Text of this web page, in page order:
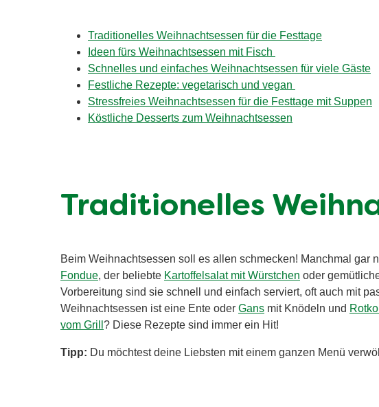
Traditionelles Weihnachtsessen für die Festtage
Ideen fürs Weihnachtsessen mit Fisch
Schnelles und einfaches Weihnachtsessen für viele Gäste
Festliche Rezepte: vegetarisch und vegan
Stressfreies Weihnachtsessen für die Festtage mit Suppen
Köstliche Desserts zum Weihnachtsessen
Traditionelles
Beim Weihnachtsessen soll es allen schmecken! Manchmal gar
Fondue, der beliebte Kartoffelsalat mit Würstchen oder
Vorbereitung sind sie schnell und einfach serviert, oft auch mit
Weihnachtsessen ist eine Ente oder Gans mit Knödeln und
vom Grill ? Diese Rezepte sind immer ein Hit!
Tipp: Du möchtest deine Liebsten mit einem ganzen Menü